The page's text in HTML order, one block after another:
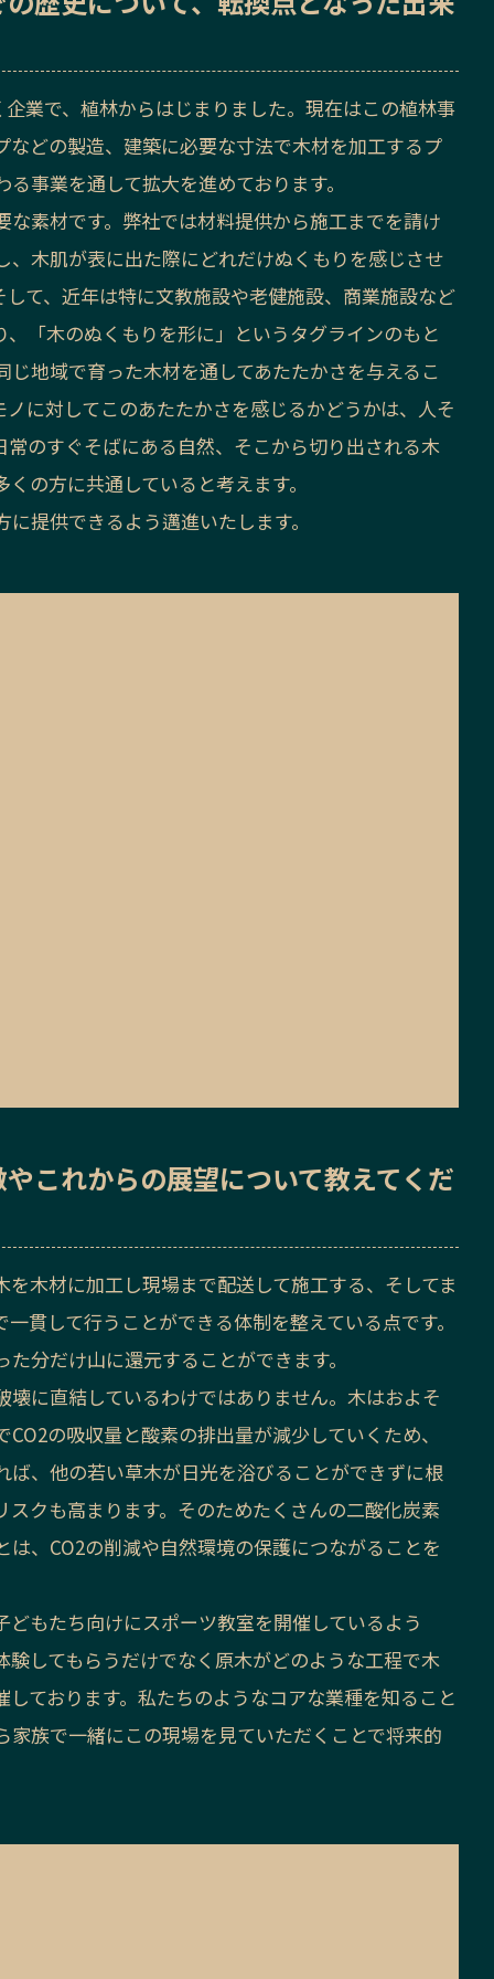
業で、植林からはじまりました。現在はこの植林事
どの製造、建築に必要な寸法で木材を加工するプ
事業を通して拡大を進めております。
素材です。弊社では材料提供から施工までを請け
木肌が表に出た際にどれだけぬくもりを感じさせ
て、近年は特に文教施設や老健施設、商業施設など
「木のぬくもりを形に」というタグラインのもと
地域で育った木材を通してあたたかさを与えるこ
に対してこのあたたかさを感じるかどうかは、人そ
のすぐそばにある自然、そこから切り出される木
の方に共通していると考えます。
提供できるよう邁進いたします。
やこれからの展望について教えてくだ
木材に加工し現場まで配送して施工する、そしてま
貫して行うことができる体制を整えている点です。
分だけ山に還元することができます。
に直結しているわけではありません。木はおよそ
の吸収量と酸素の排出量が減少していくため、
、他の若い草木が日光を浴びることができずに根
クも高まります。そのためたくさんの二酸化炭素
、CO2の削減や自然環境の保護につながることを
もたち向けにスポーツ教室を開催しているよう
してもらうだけでなく原木がどのような工程で木
ております。私たちのようなコアな業種を知ること
族で一緒にこの現場を見ていただくことで将来的